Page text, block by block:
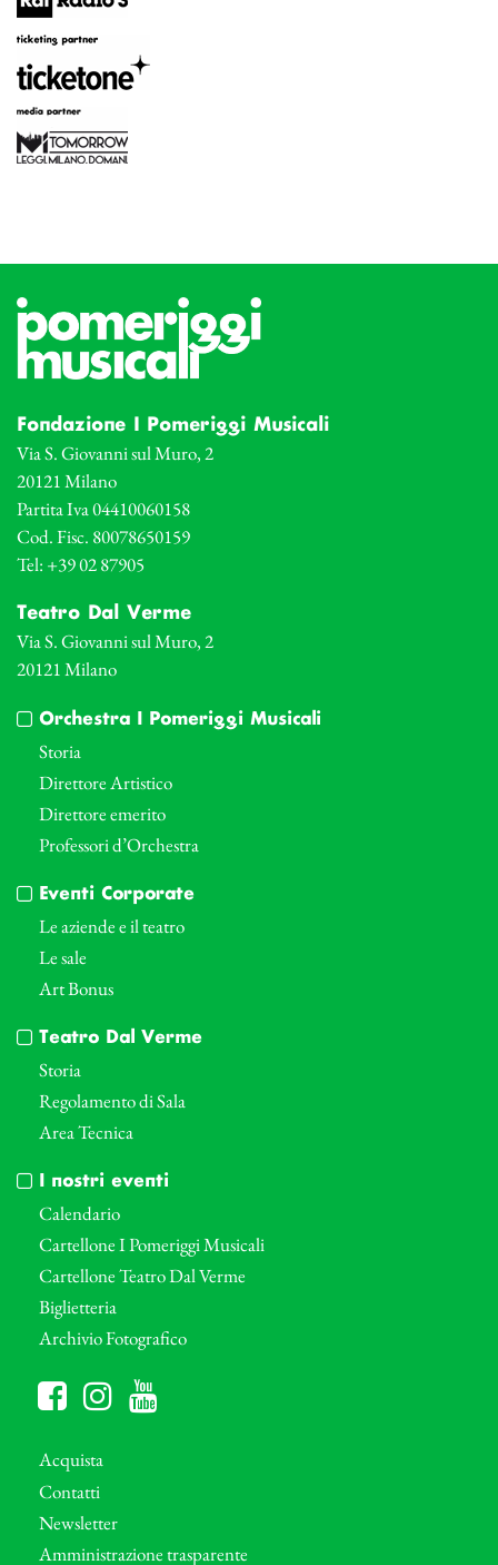
Fondazione I Pomeriggi Musicali
Via S. Giovanni sul Muro, 2
20121 Milano
Partita Iva 04410060158
Cod. Fisc. 80078650159
Tel: +39 02 87905
Teatro Dal Verme
Via S. Giovanni sul Muro, 2
20121 Milano
Orchestra I Pomeriggi Musicali
Storia
Direttore Artistico
Direttore emerito
Professori d’Orchestra
Eventi Corporate
Le aziende e il teatro
Le sale
Art Bonus
Teatro Dal Verme
Storia
Regolamento di Sala
Area Tecnica
I nostri eventi
Calendario
Cartellone I Pomeriggi Musicali
Cartellone Teatro Dal Verme
Biglietteria
Archivio Fotografico
Acquista
Contatti
Newsletter
Amministrazione trasparente